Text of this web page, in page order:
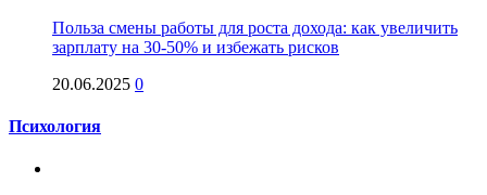
Польза смены работы для роста дохода: как увеличить
зарплату на 30-50% и избежать рисков
20.06.2025 0
Психология